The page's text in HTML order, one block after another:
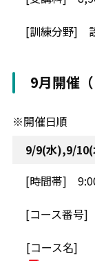
9月開催
※開催日順
9/9(水),9/